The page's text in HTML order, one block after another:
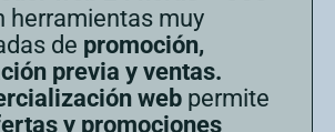
herramientas muy
de promoción,
previa y ventas.
web permite
y promociones